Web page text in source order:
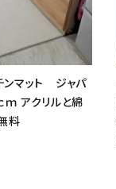
ンマット ジャパ
ｍ アクリルと綿
料